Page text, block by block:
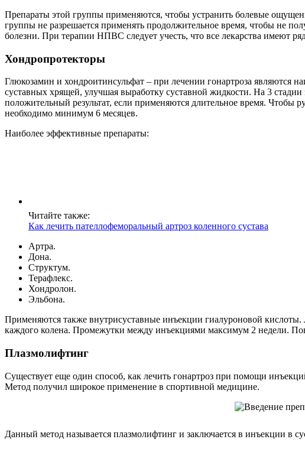
Препараты этой группы применяются, чтобы устранить болевые
группы не разрешается применять продолжительное время, чтобы не
болезни. При терапии НПВС следует учесть, что все лекарства имеют
Хондропротекторы
Глюкозамин и хондроитинсульфат – при лечении гонартроза являются
суставных хрящей, улучшая выработку суставной жидкости. На 3
положительный результат, если применяются длительное время. Чтобы
необходимо минимум 6 месяцев.
Наиболее эффективные препараты:
Читайте также:
Как лечить пателлофеморальный артроз коленного сустава
Артра.
Дона.
Структум.
Терафлекс.
Хондролон.
Эльбона.
Применяются также внутрисуставные инъекции гиалуроновой кислоты.
каждого колена. Промежутки между инъекциями максимум 2 недели.
Плазмолифтинг
Существует еще один способ, как лечить гонартроз при помощи
Метод получил широкое применение в спортивной медицине.
Данный метод называется плазмолифтинг и заключается в инъекции в